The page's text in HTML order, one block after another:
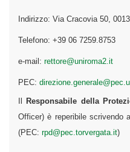
Indirizzo: Via Cracovia 50,
Telefono: +39 06 7259.8753
e-mail: rettore@uniroma2.it
PEC:
Responsabile della
Officer) è reperibile scrivendo
(PEC: rpd@pec.torvergata.it)